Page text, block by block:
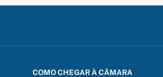
COMO CHEGAR À CÂMARA